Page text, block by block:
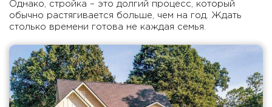
Однако, стройка – это долгий процесс, который
обычно растягивается больше, чем на год. Ждать
столько времени готова не каждая семья.